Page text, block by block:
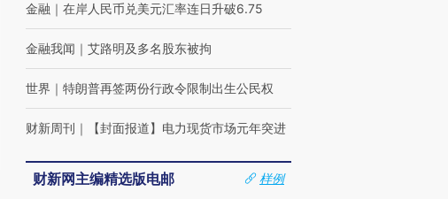
金融 ｜ 在岸人民币兑美元汇率连日升破6.75
金融我闻 ｜ 艾路明及多名股东被拘
世界 ｜ 特朗普再签两份行政令限制出生公民权
财新周刊 ｜ 【封面报道】电力现货市场元年突进
财新网主编精选版电邮
样例